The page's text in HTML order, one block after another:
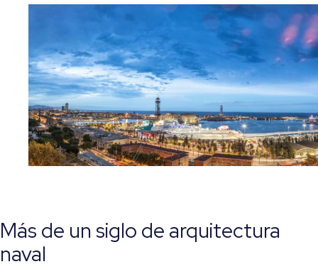
Más de un siglo de arquitectura
naval